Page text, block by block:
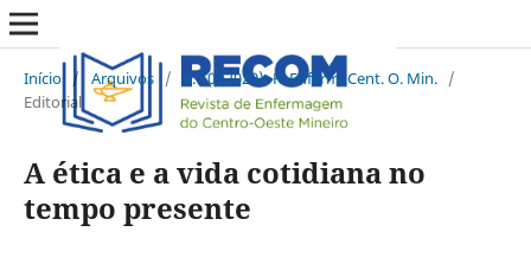
Início / Arquivos / v. 10 (2020): R. Enferm. Cent. O. Min. /
Editorial
A ética e a vida cotidiana no
tempo presente